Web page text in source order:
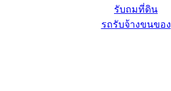
รับถมที่ดิน
รถรับจ้างขนของ